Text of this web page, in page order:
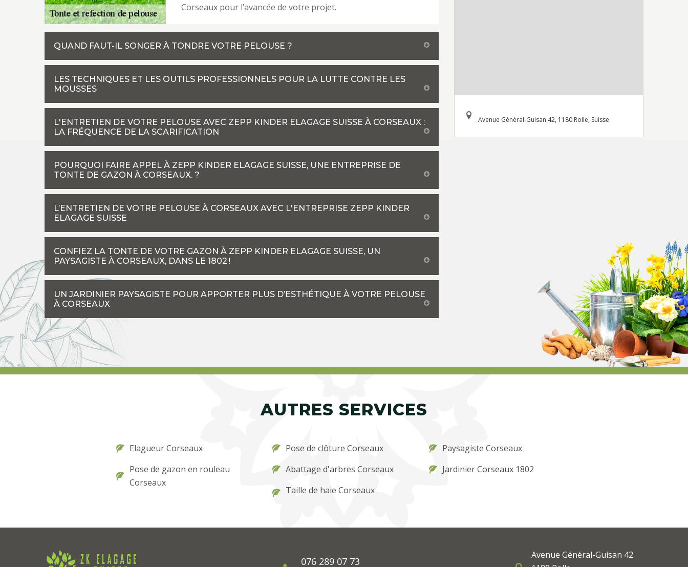
Corseaux pour l’avancée de votre projet.
QUAND FAUT-IL SONGER À TONDRE VOTRE PELOUSE ?
LES TECHNIQUES ET LES OUTILS PROFESSIONNELS POUR LA LUTTE CONTRE LES
MOUSSES
L'ENTRETIEN DE VOTRE PELOUSE AVEC ZEPP KINDER ELAGAGE SUISSE À CORSEAUX :
LA FRÉQUENCE DE LA SCARIFICATION
POURQUOI FAIRE APPEL À ZEPP KINDER ELAGAGE SUISSE, UNE ENTREPRISE DE
TONTE DE GAZON À CORSEAUX. ?
L’ENTRETIEN DE VOTRE PELOUSE À CORSEAUX AVEC L'ENTREPRISE ZEPP KINDER
ELAGAGE SUISSE
CONFIEZ LA TONTE DE VOTRE GAZON À ZEPP KINDER ELAGAGE SUISSE, UN
PAYSAGISTE À CORSEAUX, DANS LE 1802 !
UN JARDINIER PAYSAGISTE POUR APPORTER PLUS D’ESTHÉTIQUE À VOTRE PELOUSE
À CORSEAUX
Avenue Général-Guisan 42, 1180 Rolle, Suisse
AUTRES SERVICES
Elagueur Corseaux
Pose de gazon en rouleau
Corseaux
Pose de clôture Corseaux
Abattage d'arbres Corseaux
Taille de haie Corseaux
Paysagiste Corseaux
Jardinier Corseaux 1802
076 289 07 73
Avenue Général-Guisan 42